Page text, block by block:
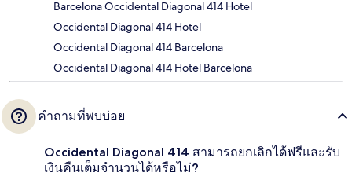
Barcelona Occidental Diagonal 414 Hotel
Occidental Diagonal 414 Hotel
Occidental Diagonal 414 Barcelona
Occidental Diagonal 414 Hotel Barcelona
คำถามที่พบบ่อย
Occidental Diagonal 414 สามารถยกเลิกได้ฟรีและรับ
เงินคืนเต็มจำนวนได้หรือไม่?